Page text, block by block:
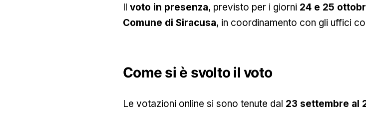
Ilvoto in presenza, previsto per i giorni 24 e 25
Comune di Siracusa, in coordinamento con gli uffici
Come si è svolto il voto
Le votazioni online si sono tenute dal 23 settembre al